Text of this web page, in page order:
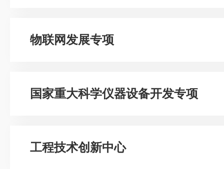
物联网发展专项
国家重大科学仪器设备开发专项
工程技术创新中心